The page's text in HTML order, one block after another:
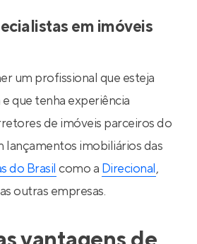
em imóveis
um profissional que esteja
que tenha experiência
de imóveis parceiros do
imobiliários das
do Brasil como a Direcional,
outras empresas.